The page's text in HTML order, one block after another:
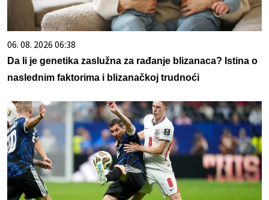
06. 08. 2026 06:38
Da li je genetika zaslužna za rađanje blizanaca? Istina o
naslednim faktorima i blizanačkoj trudnoći